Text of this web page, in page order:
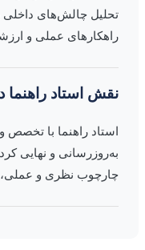
تحلیل چالش‌های داخلی
راهکارهای عملی و
نقش استاد
استاد راهنما با تخصص
به‌روزرسانی و نهایی
چارچوب نظری و عملی،